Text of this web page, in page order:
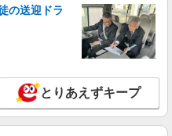
1450円（経験・能力による） ※
費別途支給（規定あり） ゜
゜・。○。・゜+゜ 入社祝い金10
゜+゜・。○。・゜+゜
葵区の携帯ショップ
詳細を見る
の送迎ドラ
とりあえずキープ